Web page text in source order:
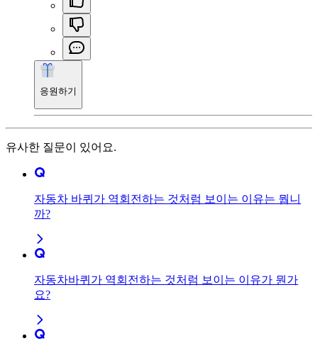
응원하기
유사한 질문이 있어요.
자동차 바퀴가 역회전하는 것처럼 보이는 이유는 뭡니
까?
자동차바퀴가 역회전하는 것처럼 보이는 이유가 뭔가
요?